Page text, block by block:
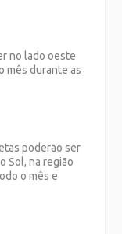
no lado oeste
mês durante as
poderão ser
Sol, na região
o mês e